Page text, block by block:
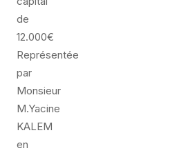
de
12.000€
Représentée
par
Monsieur
M.Yacine
KALEM
en